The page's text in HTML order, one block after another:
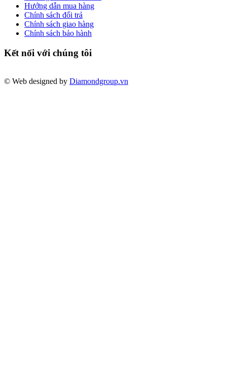
Hướng dẫn mua hàng
Chính sách đổi trả
Chính sách giao hàng
Chính sách bảo hành
Kết nối với chúng tôi
© Web designed by Diamondgroup.vn